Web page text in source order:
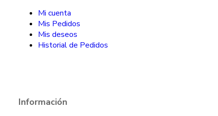
Mi cuenta
Mis Pedidos
Mis deseos
Historial de Pedidos
Información